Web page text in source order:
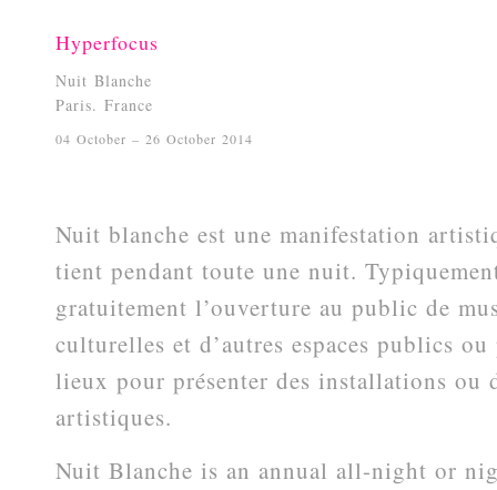
Hyperfocus
Nuit Blanche
Paris. France
04 October – 26 October 2014
Nuit blanche est une manifestation
tient pendant toute une nuit.
gratuitement l’ouverture au public de
culturelles et d’autres espaces publics
lieux pour présenter des installations ou
artistiques.
Nuit Blanche is an annual all-night or